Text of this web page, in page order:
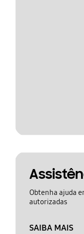
Obtenha ajuda
autorizadas
SAIBA MAIS